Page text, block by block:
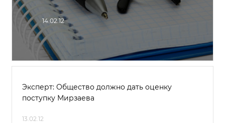
14.02.12
Эксперт: Общество должно дать оценку
поступку Мирзаева
13.02.12